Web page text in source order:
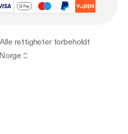
rettigheter forbeholdt
Norge